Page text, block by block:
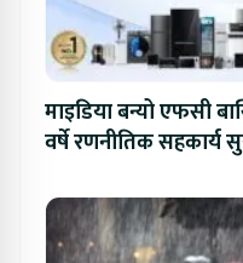
माइडिया बन्यो एफसी
वर्षे रणनीतिक सहकार्य